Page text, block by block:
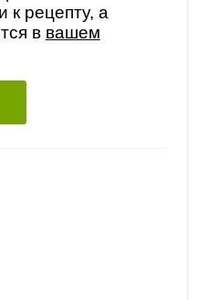
к рецепту, а
в вашем